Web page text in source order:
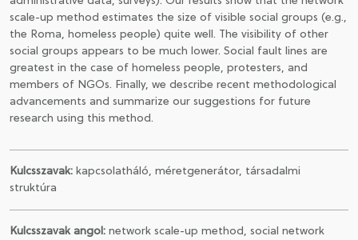
scale-up method estimates the size of visible social groups (e.g.,
the Roma, homeless people) quite well. The visibility of other
social groups appears to be much lower. Social fault lines are
greatest in the case of homeless people, protesters, and
members of NGOs. Finally, we describe recent methodological
advancements and summarize our suggestions for future
research using this method.
Kulcsszavak: kapcsolatháló, méretgenerátor, társadalmi
struktúra
Kulcsszavak angol: network scale-up method, social network